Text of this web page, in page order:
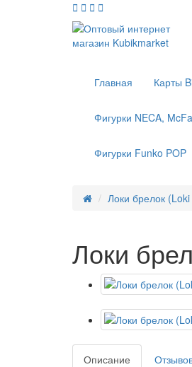
Главная Карты
Фигурки NECA,
Фигурки Funko POP
Локи брелок
Локи
Описание